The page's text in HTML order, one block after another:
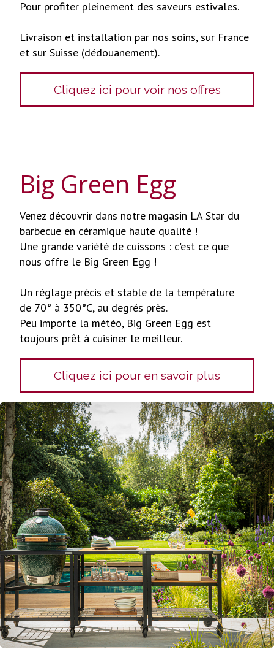
Pour profiter pleinement des saveurs estivales.
Livraison et installation par nos soins, sur France
et sur Suisse (dédouanement).
Cliquez ici pour voir nos offres
Big Green Egg
Venez découvrir dans notre magasin LA Star du
barbecue en céramique haute qualité !
Une grande variété de cuissons : c'est ce que
nous offre le Big Green Egg !
Un réglage précis et stable de la température
de 70° à 350°C, au degrés près.
Peu importe la météo, Big Green Egg est
toujours prêt à cuisiner le meilleur.
Cliquez ici pour en savoir plus